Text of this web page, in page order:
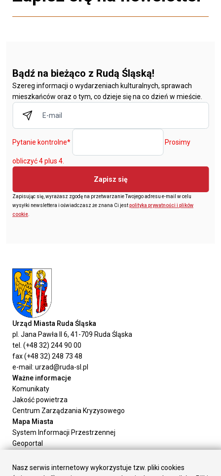
Bądź na bieżąco z Rudą Śląską!
Szereg informacji o wydarzeniach kulturalnych, sprawach
mieszkańców oraz o tym, co dzieje się na co dzień w mieście.
Pytanie kontrolne* Prosimy
obliczyć 4 plus 4.
Zapisz się
Zapisując się, wyrażasz zgodę na przetwarzanie Twojego adresu e-mail w celu
wysyłki newslettera i oświadczasz że znana Ci jestpolityka prywatności i plików
cookie.
Urząd Miasta Ruda Śląska
pl. Jana Pawła II 6, 41-709 Ruda Śląska
tel. (+48 32) 244 90 00
fax (+48 32) 248 73 48
e-mail: urzad@ruda-sl.pl
Ważne informacje
Komunikaty
Jakość powietrza
Centrum Zarządzania Kryzysowego
Mapa Miasta
System Informacji Przestrzennej
Geoportal
Załatw sprawę
Nasz serwis internetowy wykorzystuje tzw. pliki cookies